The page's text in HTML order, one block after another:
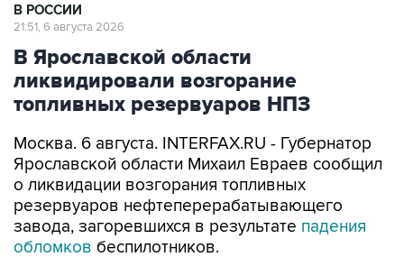
В РОССИИ
21:51, 6 августа 2026
В Ярославской области
ликвидировали возгорание
топливных резервуаров НПЗ
Москва. 6 августа. INTERFAX.RU - Губернатор
Ярославской области Михаил Евраев сообщил
о ликвидации возгорания топливных
резервуаров нефтеперерабатывающего
завода, загоревшихся в результате падения
обломков беспилотников.